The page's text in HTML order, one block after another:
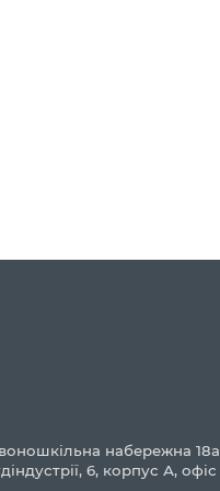
набережна 18а
6, корпус А, офіс